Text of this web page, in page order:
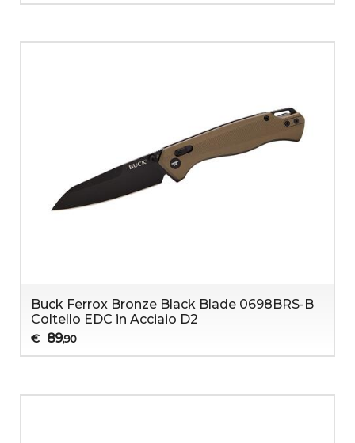
Buck Ferrox Bronze Black Blade 0698BRS-B
Coltello EDC in Acciaio D2
€ 89,90